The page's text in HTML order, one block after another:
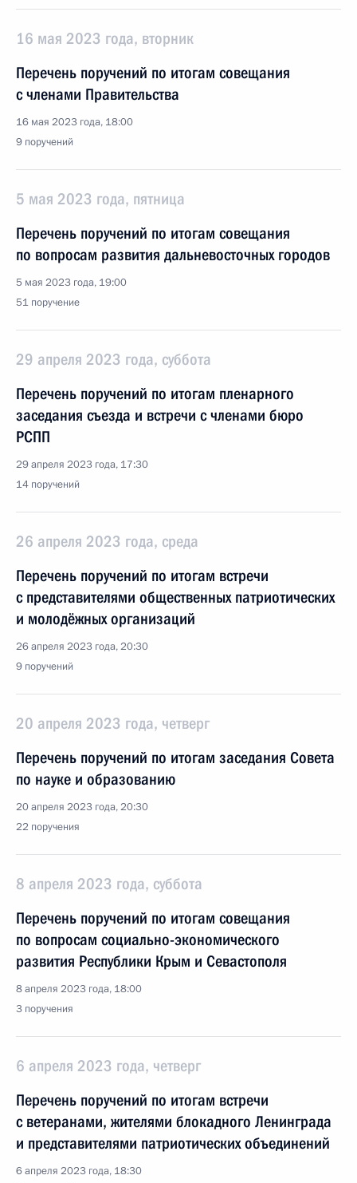
16 мая 2023 года, вторник
Перечень поручений по итогам совещания
с членами Правительства
16 мая 2023 года, 18:00
9 поручений
5 мая 2023 года, пятница
Перечень поручений по итогам совещания
по вопросам развития дальневосточных городов
5 мая 2023 года, 19:00
51 поручение
29 апреля 2023 года, суббота
Перечень поручений по итогам пленарного
заседания съезда и встречи с членами бюро
РСПП
29 апреля 2023 года, 17:30
14 поручений
26 апреля 2023 года, среда
Перечень поручений по итогам встречи
с представителями общественных патриотических
и молодёжных организаций
26 апреля 2023 года, 20:30
9 поручений
20 апреля 2023 года, четверг
Перечень поручений по итогам заседания Совета
по науке и образованию
20 апреля 2023 года, 20:30
22 поручения
8 апреля 2023 года, суббота
Перечень поручений по итогам совещания
по вопросам социально-экономического
развития Республики Крым и Севастополя
8 апреля 2023 года, 18:00
3 поручения
6 апреля 2023 года, четверг
Перечень поручений по итогам встречи
с ветеранами, жителями блокадного Ленинграда
и представителями патриотических объединений
6 апреля 2023 года, 18:30